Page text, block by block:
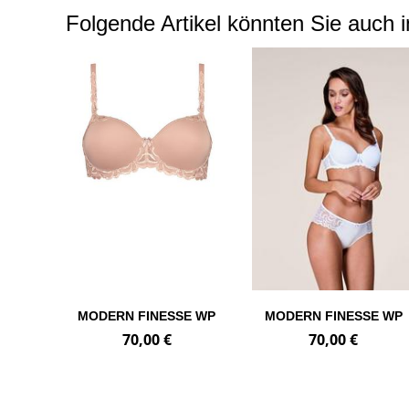
Folgende Artikel könnten Sie auch
MODERN FINESSE WP
70,00 €
MODERN FINESSE WP
70,00 €